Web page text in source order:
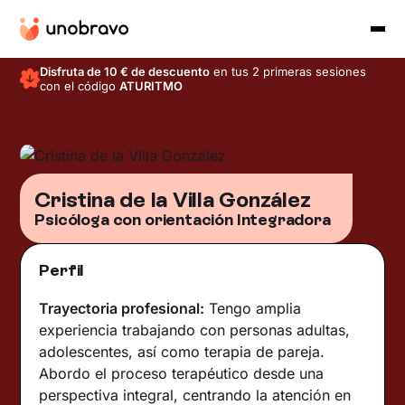
Disfruta de 10 € de descuento en tus 2 primeras sesiones
con el códigoATURITMO
Cristina de la Villa González
Psicóloga con orientación Integradora
Perfil
Trayectoria profesional: Tengo amplia
experiencia trabajando con personas adultas,
adolescentes, así como terapia de pareja.
Abordo el proceso terapéutico desde una
perspectiva integral, centrando la atención en